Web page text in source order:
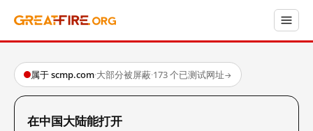
属于 scmp.com·大部分被屏蔽·173 个已测试网址→
在中国大陆能打开